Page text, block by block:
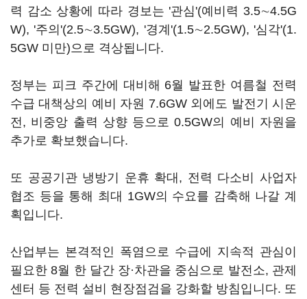
력 감소 상황에 따라 경보는 '관심'(예비력 3.5∼4.5G
W), '주의'(2.5∼3.5GW), '경계'(1.5∼2.5GW), '심각'(1.
5GW 미만)으로 격상됩니다.
정부는 피크 주간에 대비해 6월 발표한 여름철 전력
수급 대책상의 예비 자원 7.6GW 외에도 발전기 시운
전, 비중앙 출력 상향 등으로 0.5GW의 예비 자원을
추가로 확보했습니다.
또 공공기관 냉방기 운휴 확대, 전력 다소비 사업자
협조 등을 통해 최대 1GW의 수요를 감축해 나갈 계
획입니다.
산업부는 본격적인 폭염으로 수급에 지속적 관심이
필요한 8월 한 달간 장·차관을 중심으로 발전소, 관제
센터 등 전력 설비 현장점검을 강화할 방침입니다. 또